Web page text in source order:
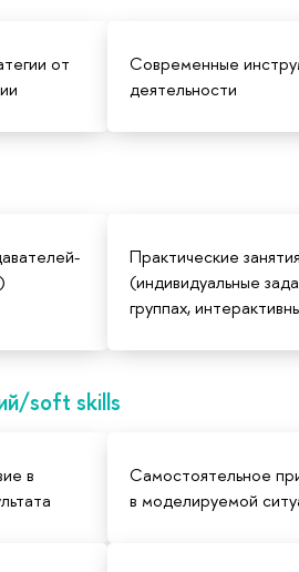
от
Современные
деятельности
Практические занятия
(индивидуальные
группах,
soft skills
в
Самостоятельное
в моделируемой